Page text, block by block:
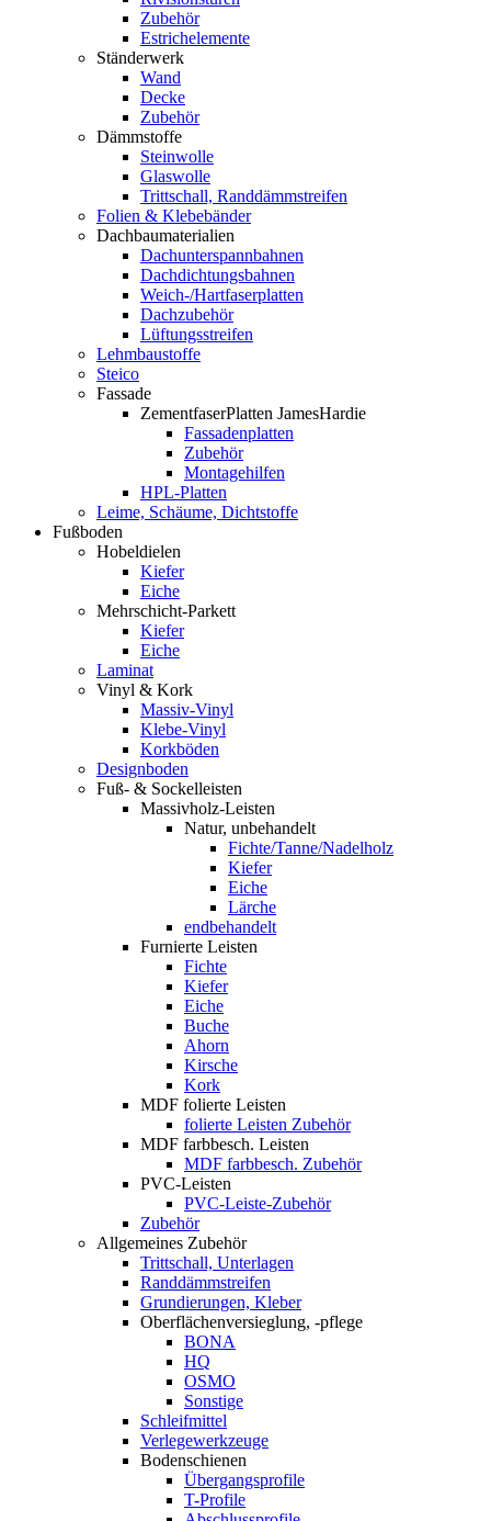
Zubehör
Estrichelemente
Ständerwerk
Wand
Decke
Zubehör
Dämmstoffe
Steinwolle
Glaswolle
Trittschall, Randdämmstreifen
Folien & Klebebänder
Dachbaumaterialien
Dachunterspannbahnen
Dachdichtungsbahnen
Weich-/Hartfaserplatten
Dachzubehör
Lüftungsstreifen
Lehmbaustoffe
Steico
Fassade
ZementfaserPlatten JamesHardie
Fassadenplatten
Zubehör
Montagehilfen
HPL-Platten
Leime, Schäume, Dichtstoffe
Fußboden
Hobeldielen
Kiefer
Eiche
Mehrschicht-Parkett
Kiefer
Eiche
Laminat
Vinyl & Kork
Massiv-Vinyl
Klebe-Vinyl
Korkböden
Designboden
Fuß- & Sockelleisten
Massivholz-Leisten
Natur, unbehandelt
Fichte/Tanne/Nadelholz
Kiefer
Eiche
Lärche
endbehandelt
Furnierte Leisten
Fichte
Kiefer
Eiche
Buche
Ahorn
Kirsche
Kork
MDF folierte Leisten
folierte Leisten Zubehör
MDF farbbesch. Leisten
MDF farbbesch. Zubehör
PVC-Leisten
PVC-Leiste-Zubehör
Zubehör
Allgemeines Zubehör
Trittschall, Unterlagen
Randdämmstreifen
Grundierungen, Kleber
Oberflächenversieglung, -pflege
BONA
HQ
OSMO
Sonstige
Schleifmittel
Verlegewerkzeuge
Bodenschienen
Übergangsprofile
T-Profile